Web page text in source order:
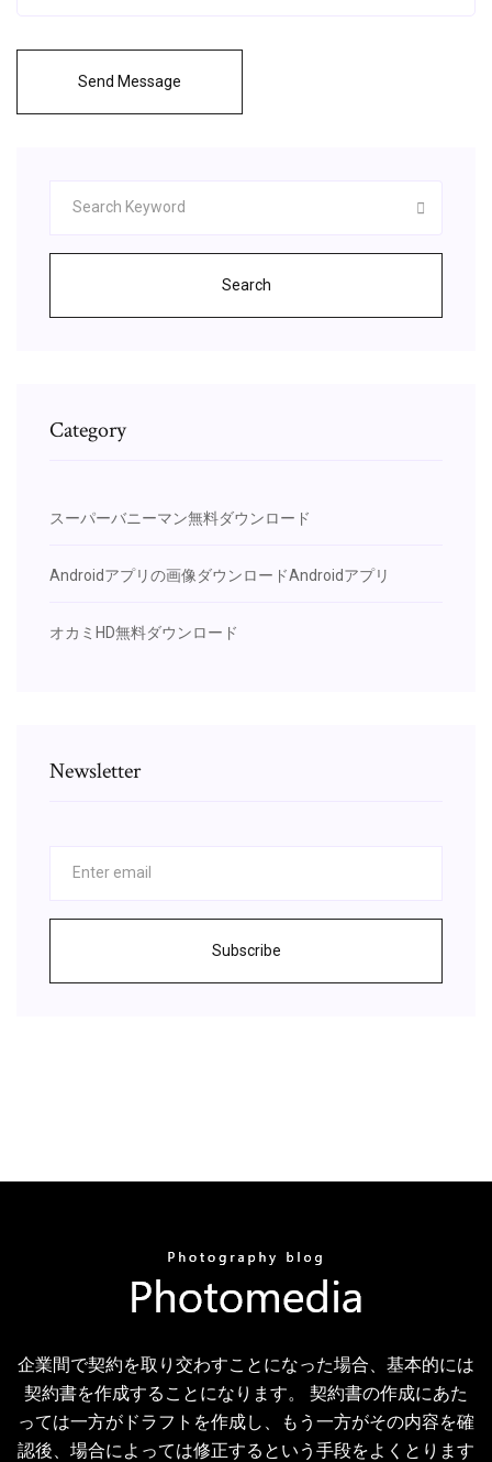
Send Message
Search
Category
スーパーバニーマン無料ダウンロード
Androidアプリの画像ダウンロードAndroidアプリ
オカミHD無料ダウンロード
Newsletter
Subscribe
企業間で契約を取り交わすことになった場合、基本的には
契約書を作成することになります。 契約書の作成にあた
っては一方がドラフトを作成し、もう一方がその内容を確
認後、場合によっては修正するという手段をよくとります